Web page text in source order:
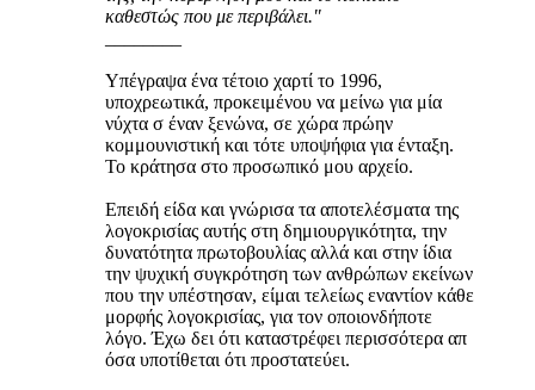
καθεστώς που με περιβάλει."
Υπέγραψα ένα τέτοιο χαρτί το 1996,
υποχρεωτικά, προκειμένου να μείνω για μία
νύχτα σ έναν ξενώνα, σε χώρα πρώην
κομμουνιστική και τότε υποψήφια για ένταξη.
Το κράτησα στο προσωπικό μου αρχείο.
Επειδή είδα και γνώρισα τα αποτελέσματα της
λογοκρισίας αυτής στη δημιουργικότητα, την
δυνατότητα πρωτοβουλίας αλλά και στην ίδια
την ψυχική συγκρότηση των ανθρώπων εκείνων
που την υπέστησαν, είμαι τελείως εναντίον κάθε
μορφής λογοκρισίας, για τον οποιονδήποτε
λόγο. Έχω δει ότι καταστρέφει περισσότερα απ
όσα υποτίθεται ότι προστατεύει.